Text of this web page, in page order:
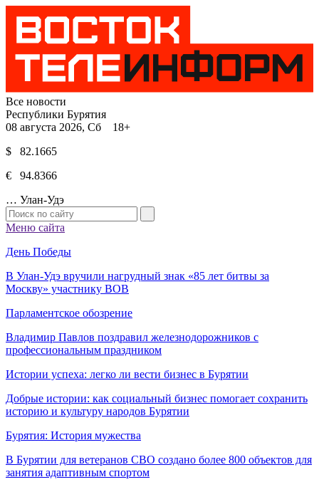
Все новости
Республики Бурятия
08 августа 2026, Сб 18+
$ 82.1665
€ 94.8366
… Улан-Удэ
Меню сайта
День Победы
В Улан-Удэ вручили нагрудный знак «85 лет битвы за
Москву» участнику ВОВ
Парламентское обозрение
Владимир Павлов поздравил железнодорожников с
профессиональным праздником
Истории успеха: легко ли вести бизнес в Бурятии
Добрые истории: как социальный бизнес помогает сохранить
историю и культуру народов Бурятии
Бурятия: История мужества
В Бурятии для ветеранов СВО создано более 800 объектов для
занятия адаптивным спортом